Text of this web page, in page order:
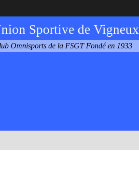
Sportive de Vigneux
Omnisports de la FSGT Fondé en 1933